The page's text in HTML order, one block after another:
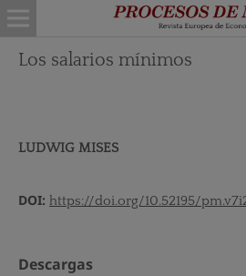
Los salarios mínimos
LUDWIG MISES
DOI: https://doi.org/10.52195/
Descargas